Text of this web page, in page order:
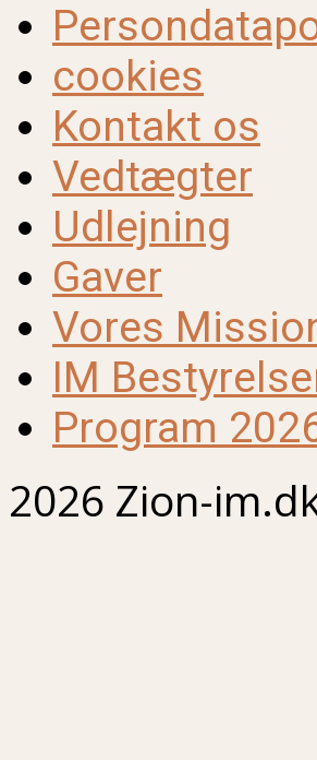
cookies
Kontakt os
Vedtægter
Udlejning
Gaver
Vores
IM
Program
2026 Zion-